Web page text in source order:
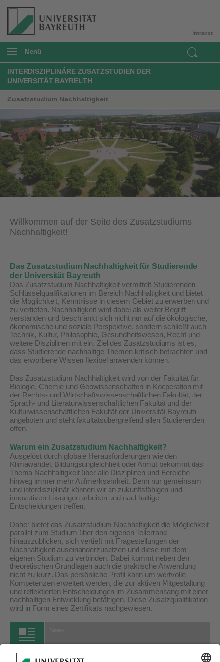
Intranet
Menü
INTERDISZIPLINÄRE ZUSATZSTUDIEN DER
UNIVERSITÄT BAYREUTH
Zusatzstudium Nachhaltigkeit
Willkommen auf der Seite des Zusatzstudiums
Nachhaltigkeit!
Das Zusatzstudium Nachhaltigkeit für Studierende
der Universität Bayreuth
Das Zusatzstudium Nachhaltigkeit vermittelt Studierenden
Schlüsselqualifikationen im Bereich Nachhaltigkeit und bietet
die Möglichkeit, Kenntnisse in diesem Gebiet zu erwerben und
zu vertiefen. Nachhaltigkeit wird dabei als weiter Begriff
verstanden und beschränkt sich nicht nur auf die ökologische,
ökonomische und soziale Perspektive, sondern schließt auch
Technik, Kultur, Philosophie, Gesundheitswesen, Recht und
weitere Disziplinen mit ein. Ziel des Zusatzstudiums ist es,
dass Studierende nachhaltige Themen kritisch betrachten und
das erworbene Wissen flexibel anwenden können.
Das Zusatzstudium Nachhaltigkeit wird von der Fakultät für
Biologie, Chemie und Geowissenschaften in Kooperation mit
der Rechts- und Wirtschaftswissenschaftlichen Fakultät, der
Sprach- und Literaturwissenschaftlichen Fakultät und der
Kulturwissenschaftlichen Fakultät der Universität Bayreuth
angeboten und steht fakultätsübergreifend allen Studierenden
offen.
Warum ein Zusatzstudium Nachhaltigkeit?
Ausgelöst durch globale Herausforderungen wie den
Klimawandel, Bildungsungleichheit oder Armut bekommt das
Thema Nachhaltigkeit über alle Disziplinen und Bereiche
hinweg immer mehr Aufmerksamkeit. Denn nur gemeinsam
und interdisziplinär können wir an zukunftsfähigen und
innovativen Lösungen arbeiten und nachhaltige
Entscheidungen treffen.
Daher bietet das Zusatzstudium Nachhaltigkeit die Möglichkeit
parallel zum Studium über den eigenen Tellerrand
hinauszublicken, sich vertieft mit Fragestellungen der
Nachhaltigkeit auseinanderzusetzen und diese mit dem
eigenen Studium zu verbinden. Dabei kommt neben den
theoretischen Grundlagen auch die praktische Anwendung
nicht zu kurz. Das persönliche Profil kann um wertvolle
Kompetenzen erweitert werden, die zur aktiven Mitgestaltung
und reflektierten Entscheidungen im Zusammenhang mit einer
nachhaltigen Entwicklung befähigen. Diese Zusatzqualifikation
wird in Form eines Zertifikats nachgewiesen.
09.02.2026